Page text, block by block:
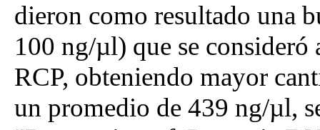
dieron como resultado una
100 ng/µl) que se
RCP, obteniendo mayor
un promedio de 439 ng/µl,